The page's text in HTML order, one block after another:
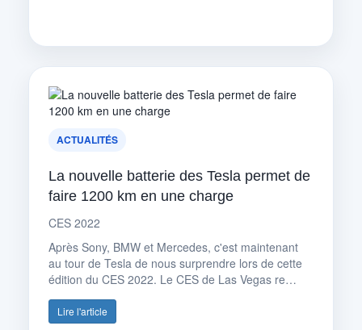
ACTUALITÉS
La nouvelle batterie des Tesla permet de
faire 1200 km en une charge
CES 2022
Après Sony, BMW et Mercedes, c'est maintenant
au tour de Tesla de nous surprendre lors de cette
édition du CES 2022. Le CES de Las Vegas re…
Lire l'article